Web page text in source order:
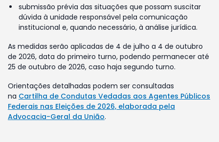
submissão prévia das situações que possam suscitar
dúvida à unidade responsável pela comunicação
institucional e, quando necessário, à análise jurídica.
As medidas serão aplicadas de 4 de julho a 4 de outubro
de 2026, data do primeiro turno, podendo permanecer até
25 de outubro de 2026, caso haja segundo turno.
Orientações detalhadas podem ser consultadas
na Cartilha de Condutas Vedadas aos Agentes Públicos
Federais nas Eleições de 2026, elaborada pela
Advocacia-Geral da União.